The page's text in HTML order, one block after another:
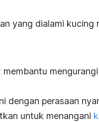
yang dialami kucing
dengan perasaan
untuk menangani